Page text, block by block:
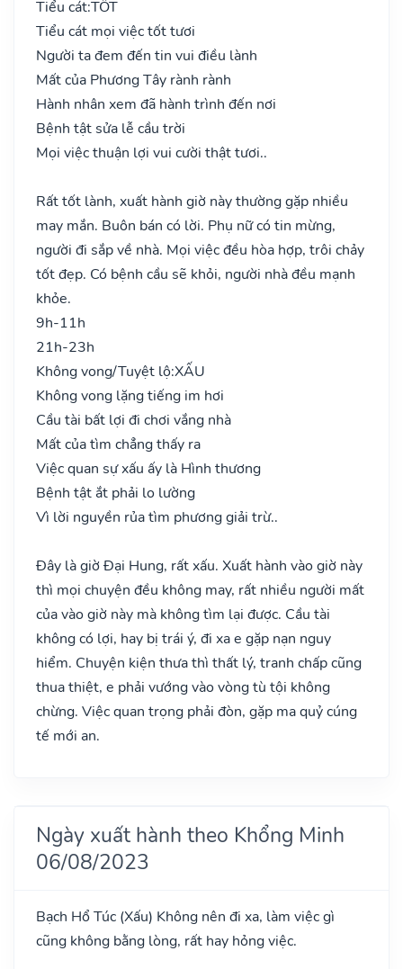
Tiểu cát:TỐT
Tiểu cát mọi việc tốt tươi
Người ta đem đến tin vui điều lành
Mất của Phương Tây rành rành
Hành nhân xem đã hành trình đến nơi
Bệnh tật sửa lễ cầu trời
Mọi việc thuận lợi vui cười thật tươi..
Rất tốt lành, xuất hành giờ này thường gặp nhiều
may mắn. Buôn bán có lời. Phụ nữ có tin mừng,
người đi sắp về nhà. Mọi việc đều hòa hợp, trôi chảy
tốt đẹp. Có bệnh cầu sẽ khỏi, người nhà đều mạnh
khỏe.
9h-11h
21h-23h
Không vong/Tuyệt lộ:XẤU
Không vong lặng tiếng im hơi
Cầu tài bất lợi đi chơi vắng nhà
Mất của tìm chẳng thấy ra
Việc quan sự xấu ấy là Hình thương
Bệnh tật ắt phải lo lường
Vì lời nguyền rủa tìm phương giải trừ..
Đây là giờ Đại Hung, rất xấu. Xuất hành vào giờ này
thì mọi chuyện đều không may, rất nhiều người mất
của vào giờ này mà không tìm lại được. Cầu tài
không có lợi, hay bị trái ý, đi xa e gặp nạn nguy
hiểm. Chuyện kiện thưa thì thất lý, tranh chấp cũng
thua thiệt, e phải vướng vào vòng tù tội không
chừng. Việc quan trọng phải đòn, gặp ma quỷ cúng
tế mới an.
Ngày xuất hành theo Khổng Minh
06/08/2023
Bạch Hổ Túc (Xấu) Không nên đi xa, làm việc gì
cũng không bằng lòng, rất hay hỏng việc.